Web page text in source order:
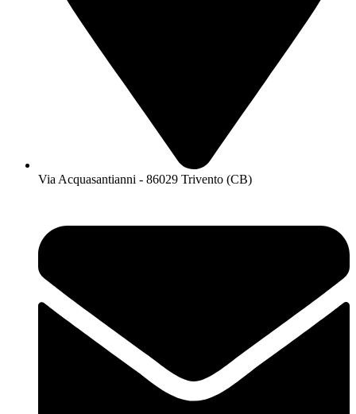
Via Acquasantianni - 86029 Trivento (CB)